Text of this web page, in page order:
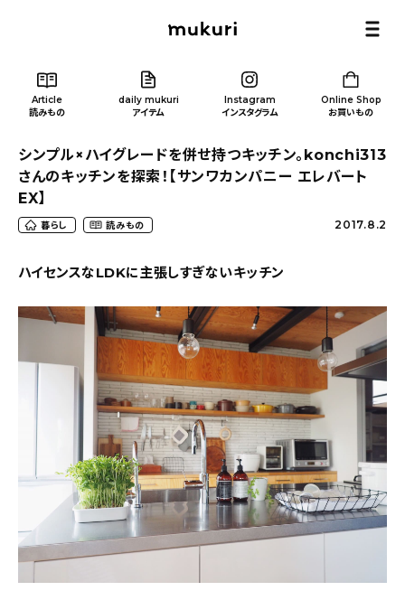
Article
読みもの
daily mukuri
アイテム
Instagram
インスタグラム
Online Shop
お買いもの
おすすめの記事
コラム
インテリア
キッチン
シンプル×ハイグレードを併せ持つキッチン。konchi313
さんのキッチンを探索！【サンワカンパニー エレバート
EX】
暮らし 読みもの 2017.8.2
ハイセンスなLDKに主張しすぎないキッチン